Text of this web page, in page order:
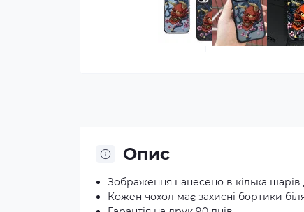
Опис
Зображення нанесено в кілька
Кожен чохол має захисні бортики